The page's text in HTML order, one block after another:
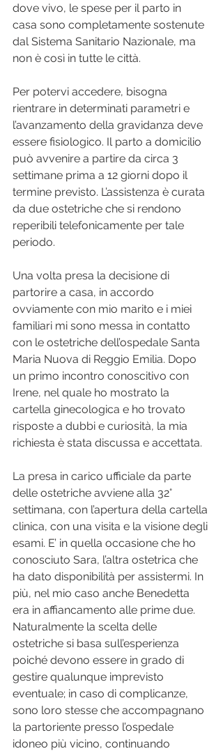
dove vivo, le spese per il parto in
casa sono completamente sostenute
dal Sistema Sanitario Nazionale, ma
non è così in tutte le città.
Per potervi accedere, bisogna
rientrare in determinati parametri e
l’avanzamento della gravidanza deve
essere fisiologico. Il parto a domicilio
può avvenire a partire da circa 3
settimane prima a 12 giorni dopo il
termine previsto. L’assistenza è curata
da due ostetriche che si rendono
reperibili telefonicamente per tale
periodo.
Una volta presa la decisione di
partorire a casa, in accordo
ovviamente con mio marito e i miei
familiari mi sono messa in contatto
con le ostetriche dell’ospedale Santa
Maria Nuova di Reggio Emilia. Dopo
un primo incontro conoscitivo con
Irene, nel quale ho mostrato la
cartella ginecologica e ho trovato
risposte a dubbi e curiosità, la mia
richiesta è stata discussa e accettata.
La presa in carico ufficiale da parte
delle ostetriche avviene alla 32°
settimana, con l’apertura della cartella
clinica, con una visita e la visione degli
esami. E’ in quella occasione che ho
conosciuto Sara, l’altra ostetrica che
ha dato disponibilità per assistermi. In
più, nel mio caso anche Benedetta
era in affiancamento alle prime due.
Naturalmente la scelta delle
ostetriche si basa sull’esperienza
poiché devono essere in grado di
gestire qualunque imprevisto
eventuale; in caso di complicanze,
sono loro stesse che accompagnano
la partoriente presso l’ospedale
idoneo più vicino, continuando